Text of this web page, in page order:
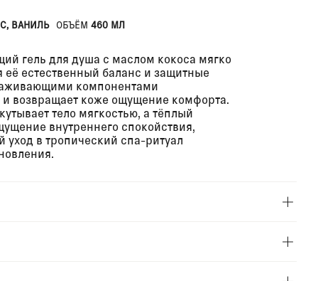
ВАНИЛЬ ОБЪЁМ 460 МЛ
гель для душа с маслом кокоса мягко
её естественный баланс и защитные
компонентами
и возвращает коже ощущение комфорта.
тело мягкостью, а тёплый
внутреннего спокойствия,
в тропический спа-ритуал